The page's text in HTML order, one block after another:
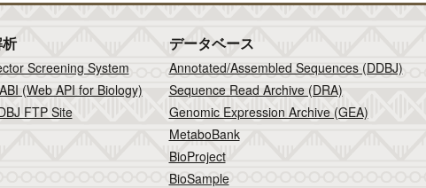
Screening System
(Web API for Biology)
FTP Site
データベース
Annotated/Assembled Sequences (DDBJ)
Sequence Read Archive (DRA)
Genomic Expression Archive (GEA)
MetaboBank
BioProject
BioSample